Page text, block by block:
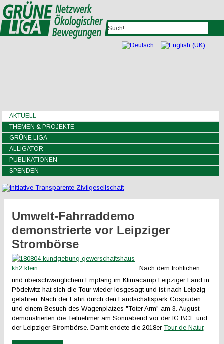
AKTUELL
THEMEN & PROJEKTE
GRÜNE LIGA
ALLIGATOR
PUBLIKATIONEN
SPENDEN
Umwelt-Fahrraddemo
demonstrierte vor Leipziger
Strombörse
Nach dem fröhlichen
und überschwänglichem Empfang im Klimacamp Leipziger Land in
Pödelwitz hat sich die Tour wieder losgesagt und ist nach Leipzig
gefahren. Nach der Fahrt durch den Landschaftspark Cospuden
und einem Besuch des Wagenplatzes "Toter Arm" am 3. August
demonstrierten die Teilnehmer am Sonnabend vor der IG BCE und
der Leipziger Strombörse. Damit endete die 2018erTour de Natur.